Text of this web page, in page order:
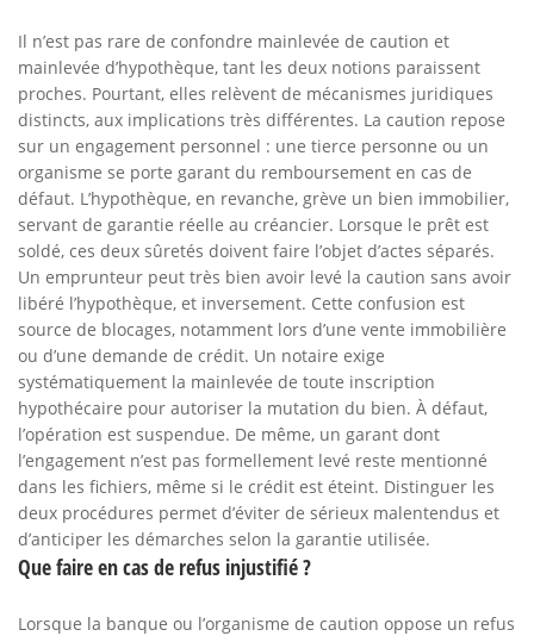
Il n’est pas rare de confondre mainlevée de caution et
mainlevée d’hypothèque, tant les deux notions paraissent
proches. Pourtant, elles relèvent de mécanismes juridiques
distincts, aux implications très différentes. La caution repose
sur un engagement personnel : une tierce personne ou un
organisme se porte garant du remboursement en cas de
défaut. L’hypothèque, en revanche, grève un bien immobilier,
servant de garantie réelle au créancier. Lorsque le prêt est
soldé, ces deux sûretés doivent faire l’objet d’actes séparés.
Un emprunteur peut très bien avoir levé la caution sans avoir
libéré l’hypothèque, et inversement. Cette confusion est
source de blocages, notamment lors d’une vente immobilière
ou d’une demande de crédit. Un notaire exige
systématiquement la mainlevée de toute inscription
hypothécaire pour autoriser la mutation du bien. À défaut,
l’opération est suspendue. De même, un garant dont
l’engagement n’est pas formellement levé reste mentionné
dans les fichiers, même si le crédit est éteint. Distinguer les
deux procédures permet d’éviter de sérieux malentendus et
d’anticiper les démarches selon la garantie utilisée.
Que faire en cas de refus injustifié ?
Lorsque la banque ou l’organisme de caution oppose un refus